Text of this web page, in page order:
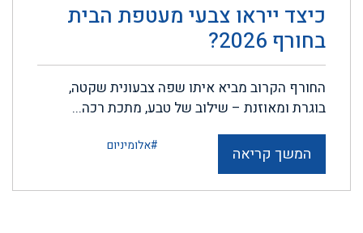
כיצד ייראו צבעי מעטפת הבית
בחורף 2026?
החורף הקרוב מביא איתו שפה צבעונית שקטה,
בוגרת ומאוזנת – שילוב של טבע, מתכת רכה...
המשך קריאה #אלומיניום